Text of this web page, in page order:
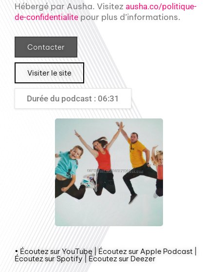
Hébergé par Ausha. Visitez ausha.co/politique-
de-confidentialite pour plus d’informations.
Contacter
Visiter le site
Durée du podcast : 06:31
• Écoutez sur YouTube | Écoutez sur Apple Podcast |
Écoutez sur Spotify | Écoutez sur Deezer